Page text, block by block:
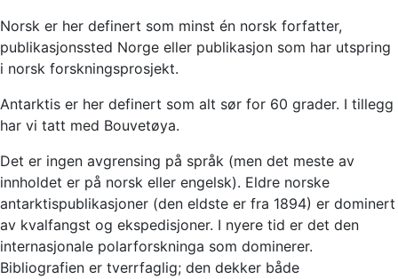
Norsk er her definert som minst én norsk forfatter,
publikasjonssted Norge eller publikasjon som har utspring
i norsk forskningsprosjekt.
Antarktis er her definert som alt sør for 60 grader. I tillegg
har vi tatt med Bouvetøya.
Det er ingen avgrensing på språk (men det meste av
innholdet er på norsk eller engelsk). Eldre norske
antarktispublikasjoner (den eldste er fra 1894) er dominert
av kvalfangst og ekspedisjoner. I nyere tid er det den
internasjonale polarforskninga som dominerer.
Bibliografien er tverrfaglig; den dekker både